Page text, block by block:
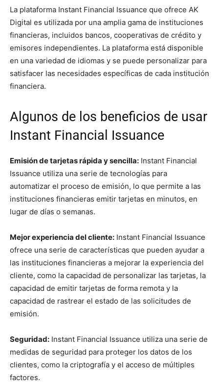
La plataforma Instant Financial Issuance que ofrece AK
Digital es utilizada por una amplia gama de instituciones
financieras, incluidos bancos, cooperativas de crédito y
emisores independientes. La plataforma está disponible
en una variedad de idiomas y se puede personalizar para
satisfacer las necesidades específicas de cada institución
financiera.
Algunos de los beneficios de usar
Instant Financial Issuance
Emisión de tarjetas rápida y sencilla: Instant Financial
Issuance utiliza una serie de tecnologías para
automatizar el proceso de emisión, lo que permite a las
instituciones financieras emitir tarjetas en minutos, en
lugar de días o semanas.
Mejor experiencia del cliente: Instant Financial Issuance
ofrece una serie de características que pueden ayudar a
las instituciones financieras a mejorar la experiencia del
cliente, como la capacidad de personalizar las tarjetas, la
capacidad de emitir tarjetas de forma remota y la
capacidad de rastrear el estado de las solicitudes de
emisión.
Seguridad: Instant Financial Issuance utiliza una serie de
medidas de seguridad para proteger los datos de los
clientes, como la criptografía y el acceso de múltiples
factores.